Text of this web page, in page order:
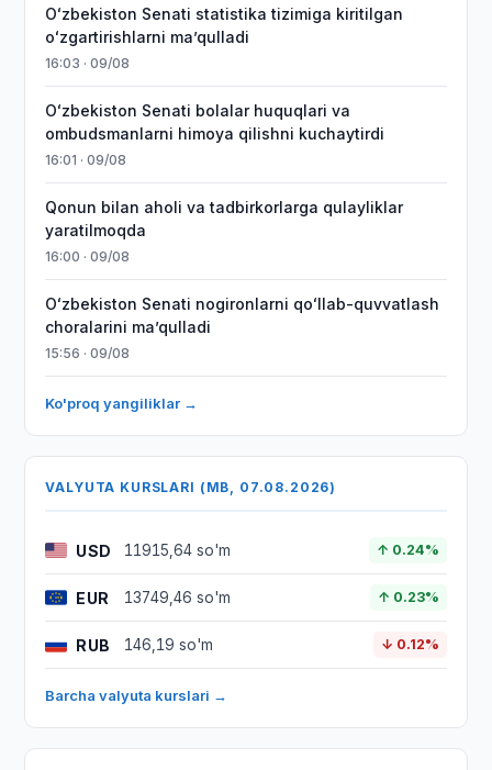
Oʻzbekiston Senati statistika tizimiga kiritilgan
oʻzgartirishlarni maʼqulladi
16:03 · 09/08
Oʻzbekiston Senati bolalar huquqlari va
ombudsmanlarni himoya qilishni kuchaytirdi
16:01 · 09/08
Qonun bilan aholi va tadbirkorlarga qulayliklar
yaratilmoqda
16:00 · 09/08
Oʻzbekiston Senati nogironlarni qoʻllab-quvvatlash
choralarini maʼqulladi
15:56 · 09/08
Ko'proq yangiliklar →
VALYUTA KURSLARI (MB, 07.08.2026)
USD 11915,64 so'm ↑ 0.24%
EUR 13749,46 so'm ↑ 0.23%
RUB 146,19 so'm ↓ 0.12%
Barcha valyuta kurslari →